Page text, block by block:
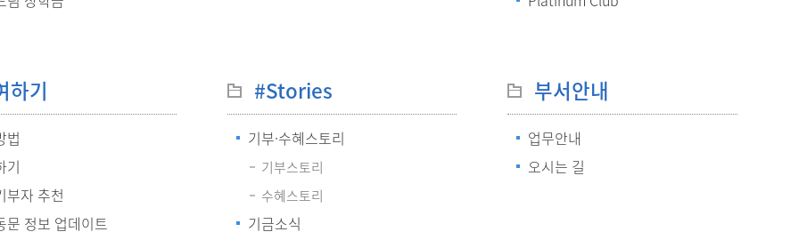
하기
법
기
부자 추천
문 정보 업데이트
#Stories
기부·수혜스토리
기부스토리
수혜스토리
기금소식
부서안내
업무안내
오시는 길